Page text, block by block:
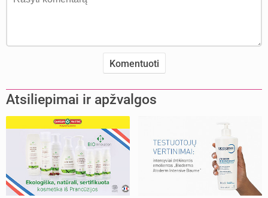
Atsiliepimai ir apžvalgos